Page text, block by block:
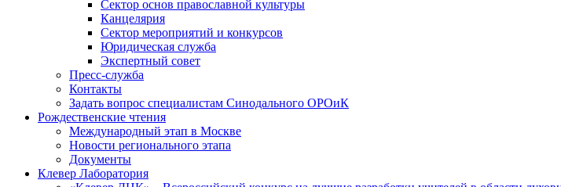
Сектор основ православной культуры
Канцелярия
Сектор мероприятий и конкурсов
Юридическая служба
Экспертный совет
Пресс-служба
Контакты
Задать вопрос специалистам Синодального ОРОиК
Рождественские чтения
Международный этап в Москве
Новости регионального этапа
Документы
Клевер Лаборатория